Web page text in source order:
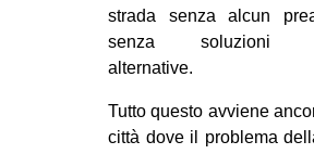
strada senza alcun
senza soluzioni
alternative.
Tutto questo avviene
città dove il problema